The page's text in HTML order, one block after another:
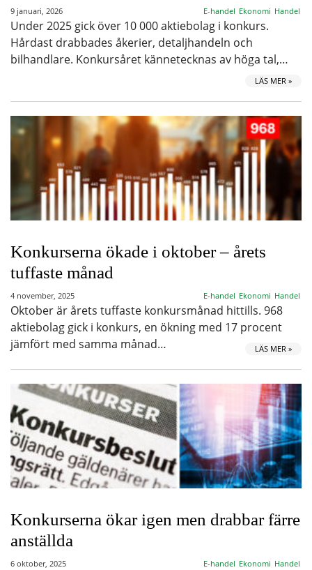
9 januari, 2026 E-handel Ekonomi Handel
Under 2025 gick över 10 000 aktiebolag i konkurs.
Hårdast drabbades åkerier, detaljhandeln och
bilhandlare. Konkursåret kännetecknas av höga tal,…
LÄS MER »
Konkurserna ökade i oktober – årets
tuffaste månad
4 november, 2025 E-handel Ekonomi Handel
Oktober är årets tuffaste konkursmånad hittills. 968
aktiebolag gick i konkurs, en ökning med 17 procent
jämfört med samma månad…
LÄS MER »
Konkurserna ökar igen men drabbar färre
anställda
6 oktober, 2025 E-handel Ekonomi Handel